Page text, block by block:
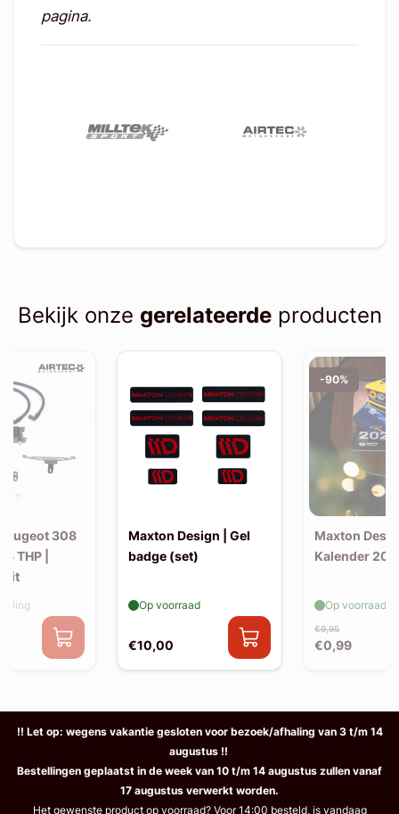
pagina.
Bekijk onze gerelateerdeproducten
308
THP |
Maxton Design | Gel
badge (set)
€10,00
Op voorraad
-90%
Maxton
Kalender
€9,95
€0,99
Op voorraad
!! Let op: wegens vakantie gesloten voor bezoek/afhaling van 3 t/m 14
augustus !!
Bestellingen geplaatst in de week van 10 t/m 14 augustus zullen vanaf
17 augustus verwerkt worden.
Het gewenste product op voorraad? Voor 14:00 besteld, is vandaag